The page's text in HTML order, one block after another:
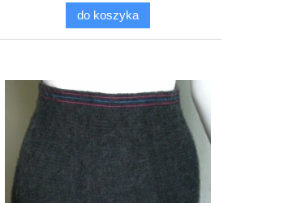
do koszyka